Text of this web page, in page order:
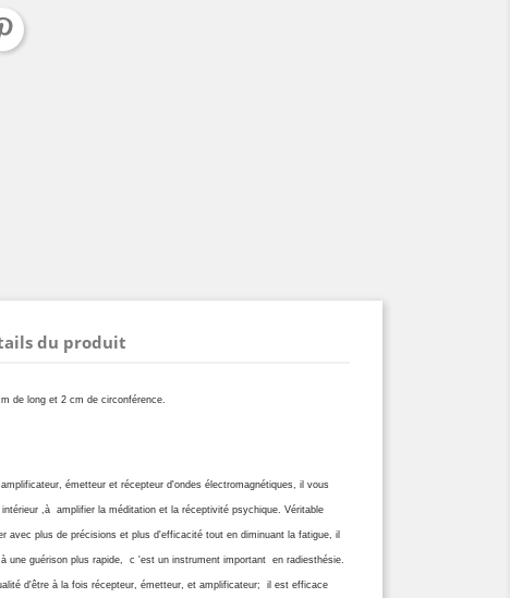
du produit
de long et 2 cm de circonférence.
émetteur et récepteur d'ondes électromagnétiques, il vous
,à amplifier la méditation et la réceptivité psychique. Véritable
avec plus de précisions et plus d'efficacité tout en diminuant la fatigue, il
une guérison plus rapide, c 'est un instrument important en radiesthésie.
d'être à la fois récepteur, émetteur, et amplificateur; il est efficace